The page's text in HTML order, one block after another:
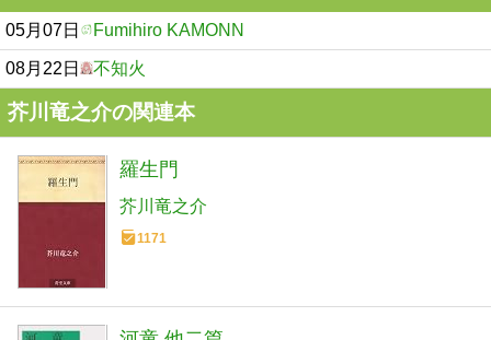
05月07日 Fumihiro KAMONN
08月22日 不知火
芥川竜之介の関連本
羅生門
芥川竜之介
1171